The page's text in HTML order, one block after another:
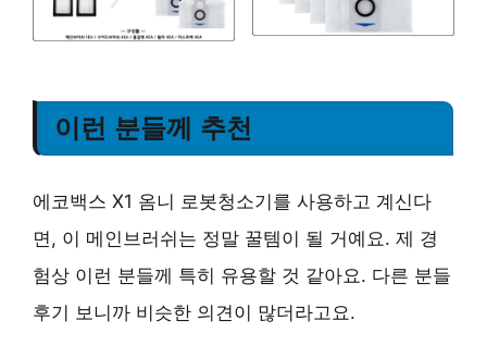
이런 분들께 추천
에코백스 X1 옴니 로봇청소기를 사용하고 계신다
면, 이 메인브러쉬는 정말 꿀템이 될 거예요. 제 경
험상 이런 분들께 특히 유용할 것 같아요. 다른 분들
후기 보니까 비슷한 의견이 많더라고요.